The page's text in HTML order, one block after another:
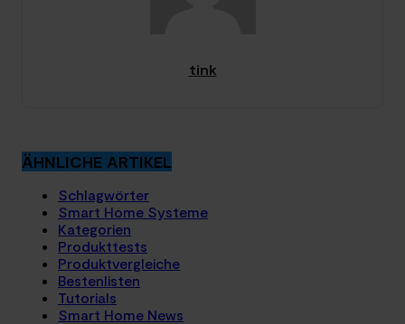
tink
ÄHNLICHE ARTIKEL
Schlagwörter
Smart Home Systeme
Kategorien
Produkttests
Produktvergleiche
Bestenlisten
Tutorials
Smart Home News